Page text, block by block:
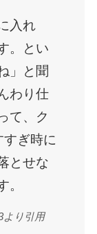
入れ
。とい
」と聞
わり仕
て、ク
すぎ時に
とせな
。
より引用